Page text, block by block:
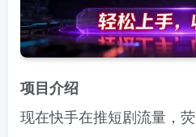
项目介绍
现在快手在推短剧流量，